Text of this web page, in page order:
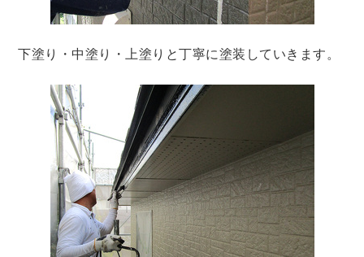
下塗り・中塗り・上塗りと丁寧に塗装していきます。